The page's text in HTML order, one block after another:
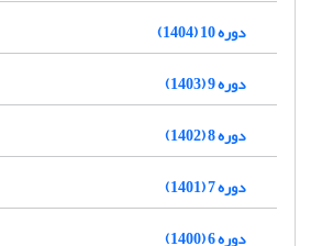
دوره 10 (1404)
دوره 9 (1403)
دوره 8 (1402)
دوره 7 (1401)
دوره 6 (1400)